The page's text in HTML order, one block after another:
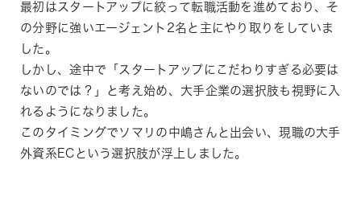
最初はスタートアップに絞って転職活動を進めており、そ
の分野に強いエージェント2名と主にやり取りをしていま
した。
しかし、途中で「スタートアップにこだわりすぎる必要は
ないのでは？」と考え始め、大手企業の選択肢も視野に入
れるようになりました。
このタイミングでソマリの中嶋さんと出会い、現職の大手
外資系ECという選択肢が浮上しました。